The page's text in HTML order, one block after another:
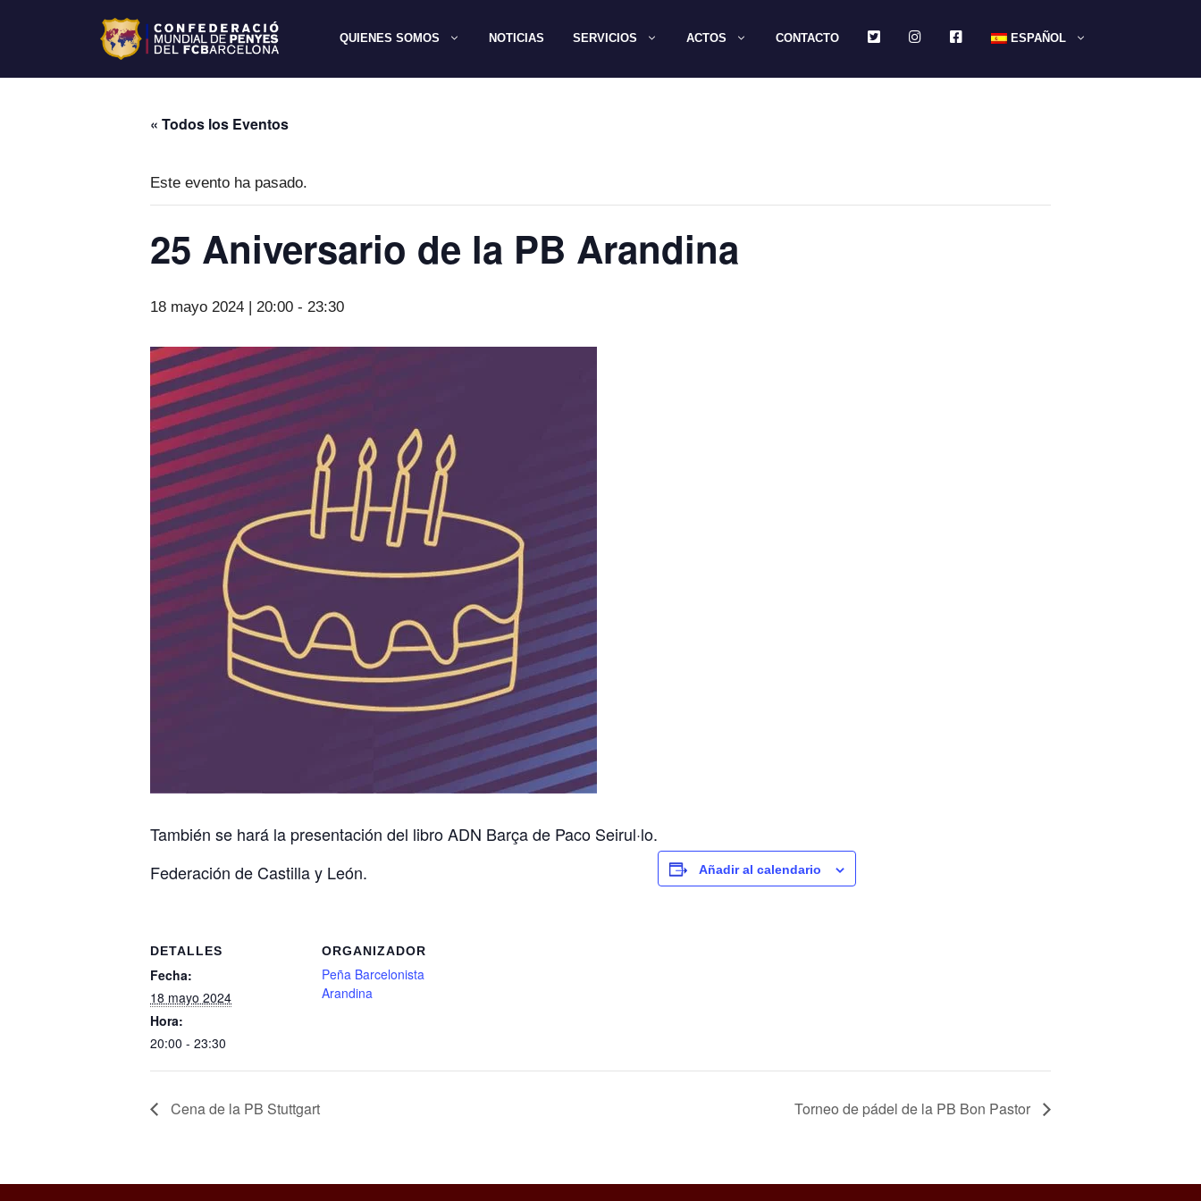
QUIENES SOMOS NOTICIAS SERVICIOS ACTOS CONTACTO TWITTERINSTAGRAMFACEBOOKESPAÑOL
« Todos los Eventos
Este evento ha pasado.
25 Aniversario de la PB Arandina
18 mayo 2024 | 20:00 - 23:30
También se hará la presentación del libro ADN Barça de Paco Seirul·lo.
Federación de Castilla y León.
Añadir al calendario
DETALLES
Fecha:
18 mayo 2024
Hora:
20:00 - 23:30
ORGANIZADOR
Peña Barcelonista
Arandina
Cena de la PB Stuttgart Torneo de pádel de la PB Bon Pastor